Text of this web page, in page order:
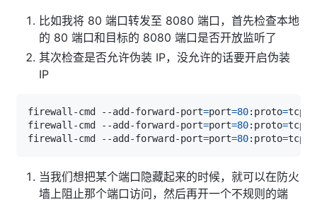
比如我将 80 端口转发至 8080 端口，首先检查本地
的 80 端口和目标的 8080 端口是否开放监听了
其次检查是否允许伪装 IP，没允许的话要开启伪装
IP
firewall-cmd --add-forward-port=port=80:proto=
firewall-cmd --add-forward-port=port=80:proto=
firewall-cmd --add-forward-port=port=80:proto=
当我们想把某个端口隐藏起来的时候，就可以在防火
墙上阻止那个端口访问，然后再开一个不规则的端